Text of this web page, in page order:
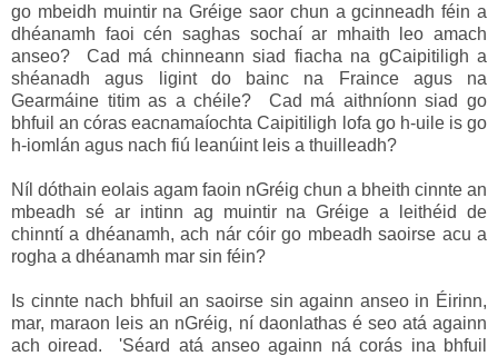
go mbeidh muintir na Gréige saor chun a gcinneadh féin a
dhéanamh faoi cén saghas sochaí ar mhaith leo amach
anseo? Cad má chinneann siad fiacha na gCaipitiligh a
shéanadh agus ligint do bainc na Fraince agus na
Gearmáine titim as a chéile? Cad má aithníonn siad go
bhfuil an córas eacnamaíochta Caipitiligh lofa go h-uile is go
h-iomlán agus nach fiú leanúint leis a thuilleadh?
Níl dóthain eolais agam faoin nGréig chun a bheith cinnte an
mbeadh sé ar intinn ag muintir na Gréige a leithéid de
chinntí a dhéanamh, ach nár cóir go mbeadh saoirse acu a
rogha a dhéanamh mar sin féin?
Is cinnte nach bhfuil an saoirse sin againn anseo in Éirinn,
mar, maraon leis an nGréig, ní daonlathas é seo atá againn
ach oiread. 'Séard atá anseo againn ná corás ina bhfuil